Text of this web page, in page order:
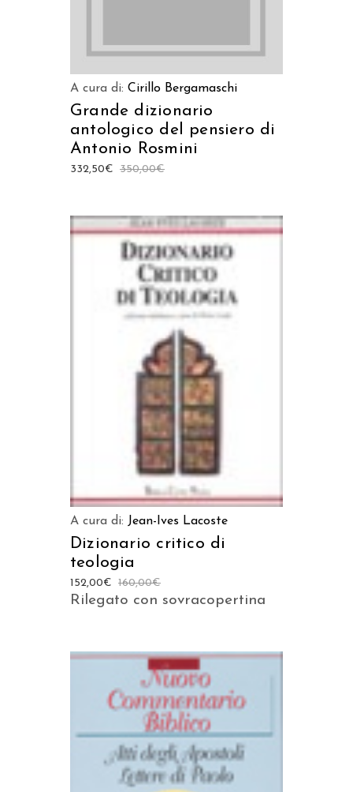
A cura di: Cirillo Bergamaschi
Grande dizionario
antologico del pensiero di
Antonio Rosmini
350,00€
332,50€
AGGIUNGI AL CARRELLO
A cura di: Jean-Ives Lacoste
Dizionario critico di
teologia
160,00€
152,00€
Rilegato con sovracopertina